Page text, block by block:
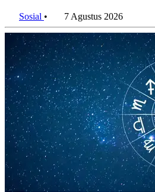
Sosial • 7 Agustus 2026